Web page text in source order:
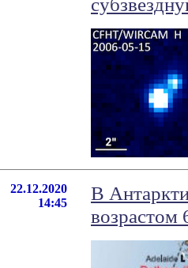
22.12.2020
14:45
В
возрастом